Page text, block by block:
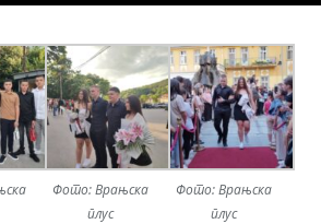
Фото: Врањска
плус
Фото: Врањска
плус